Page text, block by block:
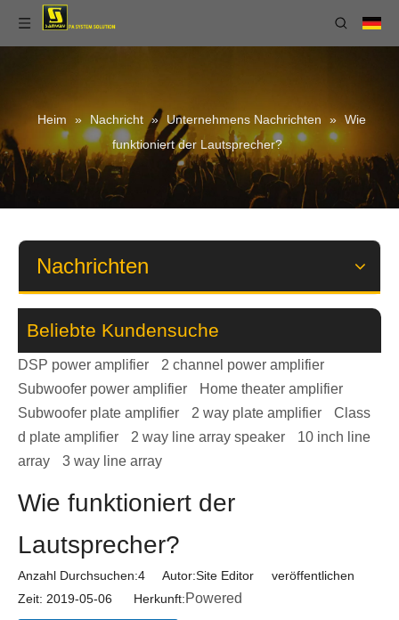
Heim » Nachricht » Unternehmens Nachrichten » Wie
funktioniert der Lautsprecher?
Nachrichten
Beliebte Kundensuche
DSP power amplifier
2 channel power amplifier
Subwoofer power amplifier
Home theater amplifier
Subwoofer plate amplifier
2 way plate amplifier
Class
d plate amplifier
2 way line array speaker
10 inch line
array
3 way line array
Wie funktioniert der
Lautsprecher?
Anzahl Durchsuchen:4 Autor:Site Editor veröffentlichen
Zeit: 2019-05-06 Herkunft:Powered